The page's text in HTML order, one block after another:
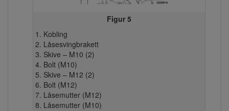
Figur 5
Kobling
Låsesvingbrakett
Skive – M10 (2)
Bolt (M10)
Skive – M12 (2)
Bolt (M12)
Låsemutter (M12)
Låsemutter (M10)